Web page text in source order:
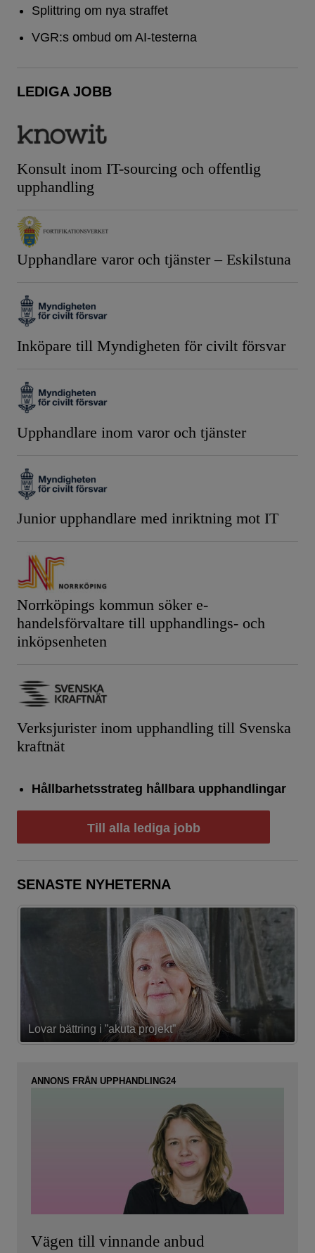
Splittring om nya straffet
VGR:s ombud om AI-testerna
LEDIGA JOBB
Konsult inom IT-sourcing och offentlig
upphandling
Upphandlare varor och tjänster – Eskilstuna
Inköpare till Myndigheten för civilt försvar
Upphandlare inom varor och tjänster
Junior upphandlare med inriktning mot IT
Norrköpings kommun söker e-
handelsförvaltare till upphandlings- och
inköpsenheten
Verksjurister inom upphandling till Svenska
kraftnät
Hållbarhetsstrateg hållbara upphandlingar
Till alla lediga jobb
SENASTE NYHETERNA
Lovar bättring i ”akuta projekt”
ANNONS FRÅN UPPHANDLING24
Vägen till vinnande anbud